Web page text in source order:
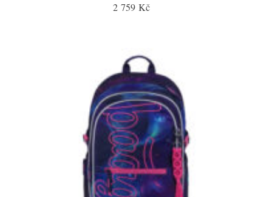
2 759 Kč